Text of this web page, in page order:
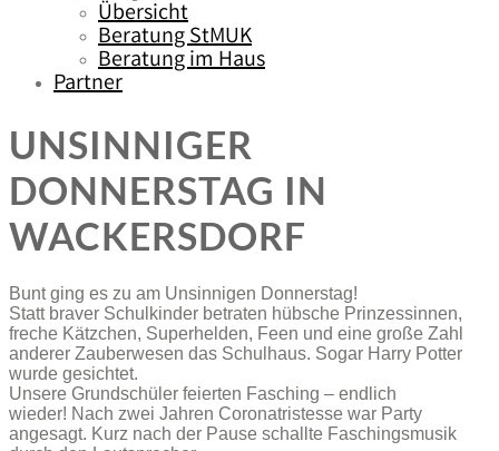
Übersicht
Beratung StMUK
Beratung im Haus
Partner
UNSINNIGER
DONNERSTAG IN
WACKERSDORF
Bunt ging es zu am Unsinnigen Donnerstag!
Statt braver Schulkinder betraten hübsche Prinzessinnen,
freche Kätzchen, Superhelden, Feen und eine große Zahl
anderer Zauberwesen das Schulhaus. Sogar Harry Potter
wurde gesichtet.
Unsere Grundschüler feierten Fasching – endlich
wieder! Nach zwei Jahren Coronatristesse war Party
angesagt. Kurz nach der Pause schallte Faschingsmusik